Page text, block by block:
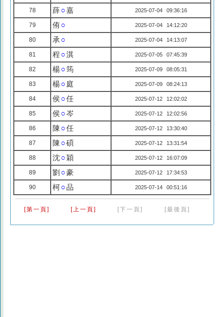
78 薛○嘉 2025-07-04 09:36:16
79 侑○ 2025-07-04 14:12:20
80 承 ○ 2025-07-04 14:13:07
81 程 ○淇 2025-07-05 07:45:39
82 楊○筠 2025-07-09 08:05:31
83 楊○ 庭 2025-07-09 08:24:13
84 侯○任 2025-07-12 12:02:02
85 侯○岑 2025-07-12 12:02:56
86 陳 ○任 2025-07-12 13:30:40
87 陳 ○碩 2025-07-12 13:31:54
88 沈○ 穎 2025-07-12 16:07:09
89 劉 ○豪 2025-07-12 17:34:53
90 柯○品 2025-07-14 00:51:16
[第一頁] [上一頁] [下一頁] [最後頁]